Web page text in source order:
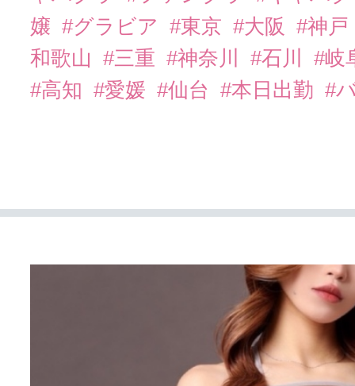
嬢 #グラビア #東京 #大阪
#神戸
和歌山
#三重 #神奈川 #石川
#岐
#高知 #愛媛 #仙台 #本日出勤 #